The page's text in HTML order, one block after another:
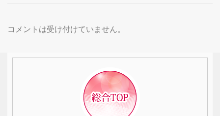
コメントは受け付けていません。